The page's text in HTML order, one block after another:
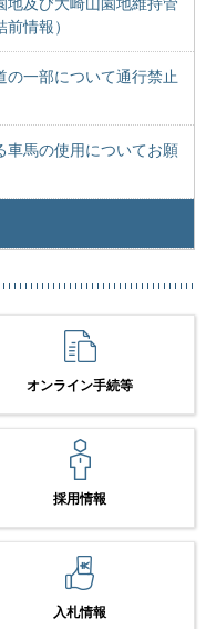
情報）
の一部について通行禁止
車馬の使用についてお願
オンライン手続等
採用情報
入札情報